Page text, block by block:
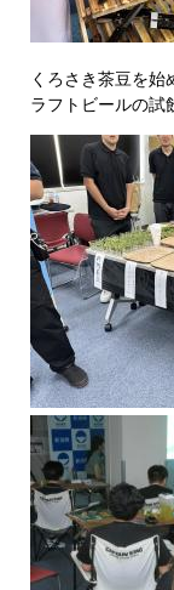
くろさき茶豆を始
ラフトビールの試